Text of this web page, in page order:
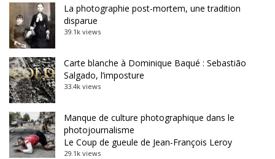
La photographie post-mortem, une tradition
disparue
39.1k views
Carte blanche à Dominique Baqué : Sebastião
Salgado, l’imposture
33.4k views
Manque de culture photographique dans le
photojournalisme
Le Coup de gueule de Jean-François Leroy
29.1k views